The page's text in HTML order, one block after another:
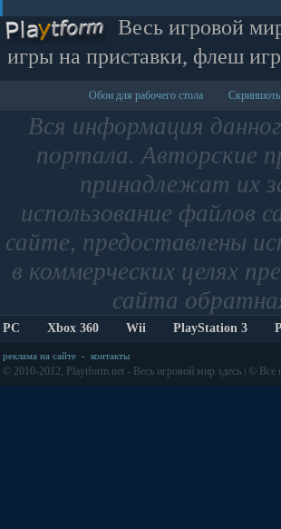
Весь игровой
игры на приставки, флеш
Обои для рабочего стола
Вся информация
портала. Авторские
принадлежат их
использование файлов
сайте, предоставлены
в коммерческих целях
сайта
PC Xbox 360 Wii PlayStation 3
реклама на сайте - контакты
© 2010-2012, Playtform.net - Весь игровой мир здесь | © Все